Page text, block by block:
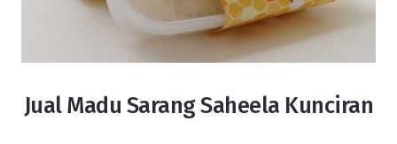
Jual Madu Sarang Saheela Kunciran